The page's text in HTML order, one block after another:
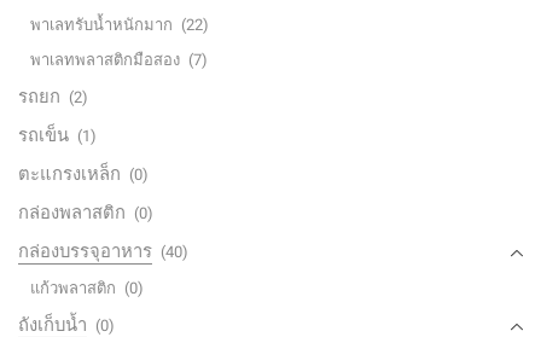
พาเลทรับน้ำหนักมาก (22)
พาเลทพลาสติกมือสอง (7)
รถยก (2)
รถเข็น (1)
ตะแกรงเหล็ก (0)
กล่องพลาสติก (0)
กล่องบรรจุอาหาร (40)
แก้วพลาสติก (0)
ถังเก็บน้ำ (0)